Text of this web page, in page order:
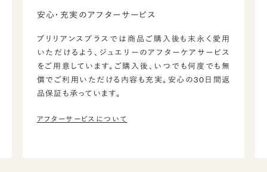
安心・充実のアフターサービス
ブリリアンスプラスでは商品ご購入後も末永く愛用
いただけるよう、ジュエリーのアフターケアサービス
をご用意しています。ご購入後、いつでも何度でも無
償でご利用いただける内容も充実。安心の30日間返
品保証も承っています。
アフターサービスについて